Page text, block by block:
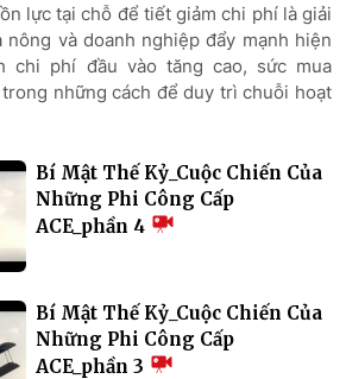
lực tại chỗ để tiết giảm chi phí là giải
nông và doanh nghiệp đẩy mạnh hiện
chi phí đầu vào tăng cao, sức mua
những cách để duy trì chuỗi hoạt
Bí Mật Thế Kỷ_Cuộc Chiến Của
Những Phi Công Cấp
ACE_phần 4
Bí Mật Thế Kỷ_Cuộc Chiến Của
Những Phi Công Cấp
ACE_phần 3